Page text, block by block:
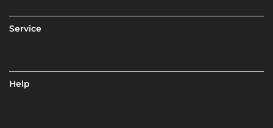
Service
Help